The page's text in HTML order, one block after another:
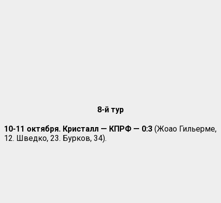
8-й тур
10-11 октября. Кристалл — КПРФ — 0:3 (Жоао Гильерме,
12. Шведко, 23. Бурков, 34).